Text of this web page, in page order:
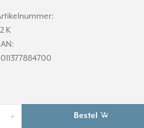
K
+ Bestel